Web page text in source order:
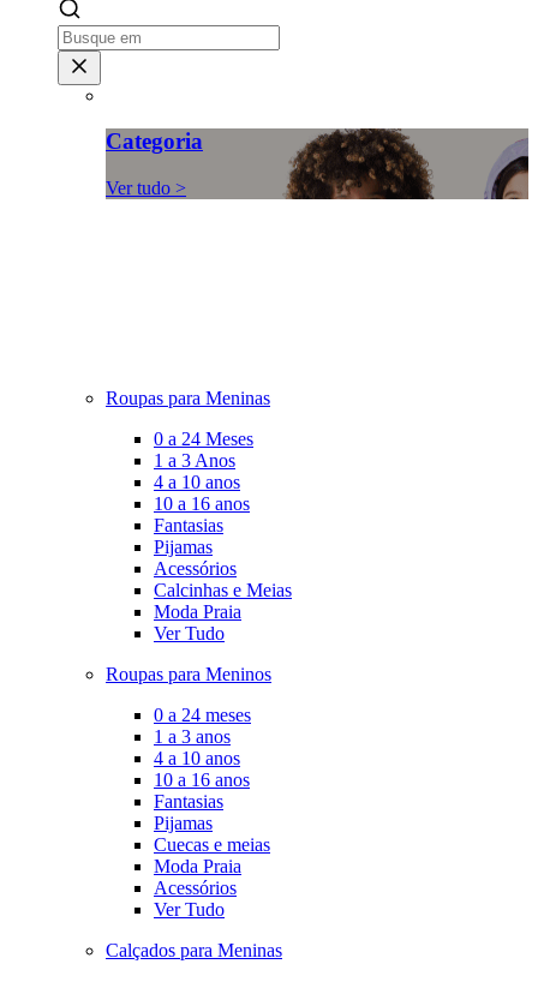
Categoria
Ver tudo >
Roupas para Meninas
0 a 24 Meses
1 a 3 Anos
4 a 10 anos
10 a 16 anos
Fantasias
Pijamas
Acessórios
Calcinhas e Meias
Moda Praia
Ver Tudo
Roupas para Meninos
0 a 24 meses
1 a 3 anos
4 a 10 anos
10 a 16 anos
Fantasias
Pijamas
Cuecas e meias
Moda Praia
Acessórios
Ver Tudo
Calçados para Meninas